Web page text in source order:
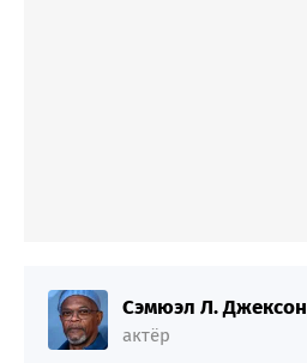
Сэмюэл Л. Джексон
актёр